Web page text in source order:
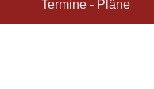
Termine - Pläne